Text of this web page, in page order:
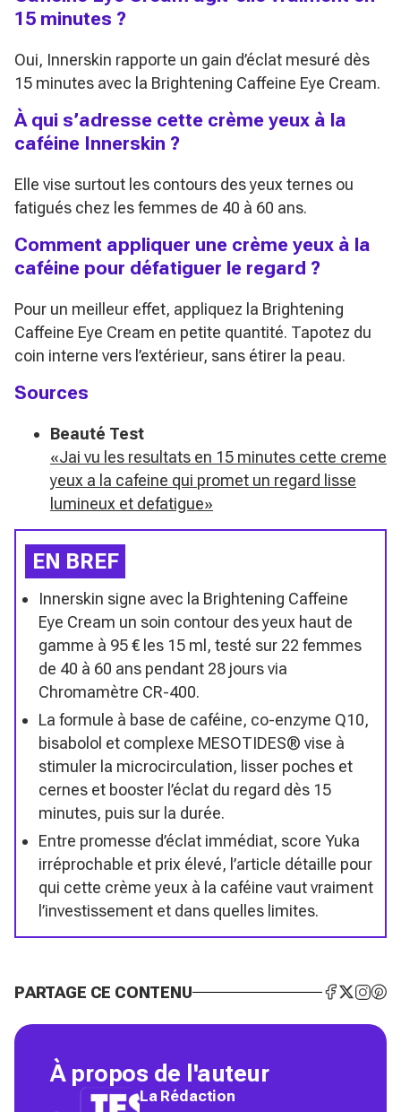
15 minutes ?
Oui, Innerskin rapporte un gain d’éclat mesuré dès
15 minutes avec la Brightening Caffeine Eye Cream.
À qui s’adresse cette crème yeux à la
caféine Innerskin ?
Elle vise surtout les contours des yeux ternes ou
fatigués chez les femmes de 40 à 60 ans.
Comment appliquer une crème yeux à la
caféine pour défatiguer le regard ?
Pour un meilleur effet, appliquez la Brightening
Caffeine Eye Cream en petite quantité. Tapotez du
coin interne vers l’extérieur, sans étirer la peau.
Sources
Beauté Test
«Jai vu les resultats en 15 minutes cette creme
yeux a la cafeine qui promet un regard lisse
lumineux et defatigue»
EN BREF
Innerskin signe avec la Brightening Caffeine
Eye Cream un soin contour des yeux haut de
gamme à 95 € les 15 ml, testé sur 22 femmes
de 40 à 60 ans pendant 28 jours via
Chromamètre CR-400.
La formule à base de caféine, co-enzyme Q10,
bisabolol et complexe MESOTIDES® vise à
stimuler la microcirculation, lisser poches et
cernes et booster l’éclat du regard dès 15
minutes, puis sur la durée.
Entre promesse d’éclat immédiat, score Yuka
irréprochable et prix élevé, l’article détaille pour
qui cette crème yeux à la caféine vaut vraiment
l’investissement et dans quelles limites.
PARTAGE CE CONTENU
À propos de l'auteur
La Rédaction